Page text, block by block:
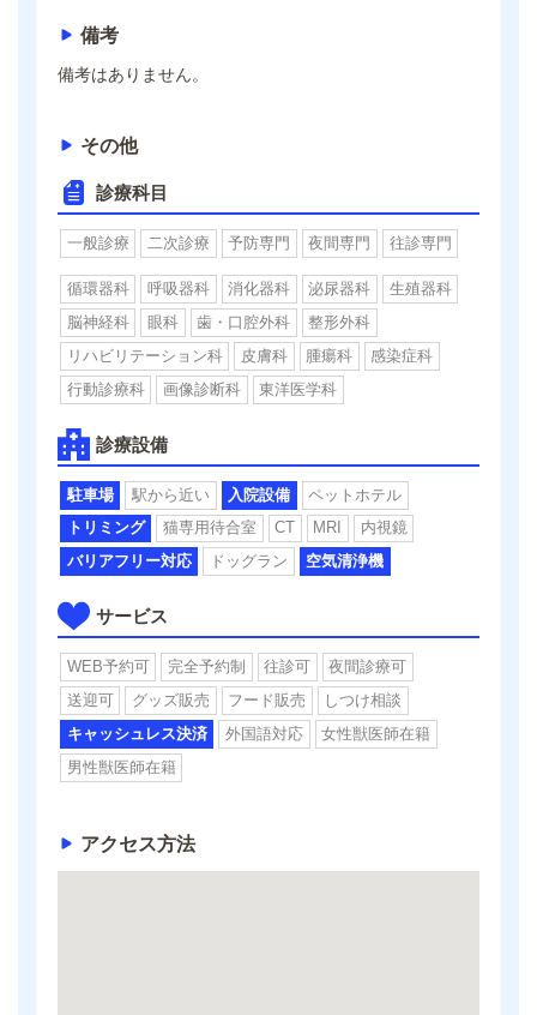
備考
備考はありません。
その他
診療科目
一般診療 二次診療 予防専門 夜間専門 往診専門
循環器科 呼吸器科 消化器科 泌尿器科
生殖器科
脳神経科
眼科 歯・口腔外科
整形外科
リハビリテーション科
皮膚科 腫瘍科
感染症科
行動診療科
画像診断科 東洋医学科
診療設備
駐車場 駅から近い 入院設備
ペットホテル
トリミング
猫専用待合室 CT MRI
内視鏡
バリアフリー対応
ドッグラン 空気清浄機
サービス
WEB予約可 完全予約制 往診可
夜間診療可
送迎可
グッズ販売 フード販売
しつけ相談
キャッシュレス決済
外国語対応
女性獣医師在籍
男性獣医師在籍
アクセス方法